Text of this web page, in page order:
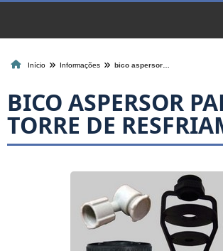
Início Informações
BICO ASPERSOR
TORRE DE